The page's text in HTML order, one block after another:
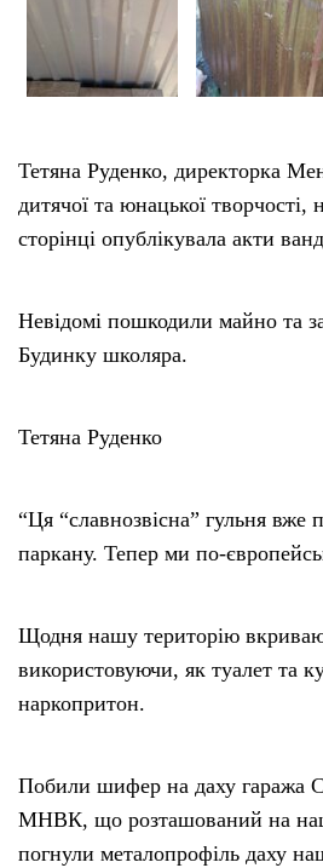
Тетяна Руденко, директорка
дитячої та юнацької творчості,
сторінці опублікувала акти
Невідомі пошкодили майно та
Будинку школяра.
Тетяна Руденко
“Ця “славнозвісна” гульня вже
паркану. Тепер ми по-
Щодня нашу територію
використовуючи, як туалет та
наркопритон.
Побили шифер на даху гаража
МНВК, що розташований на
погнули металопрофіль даху